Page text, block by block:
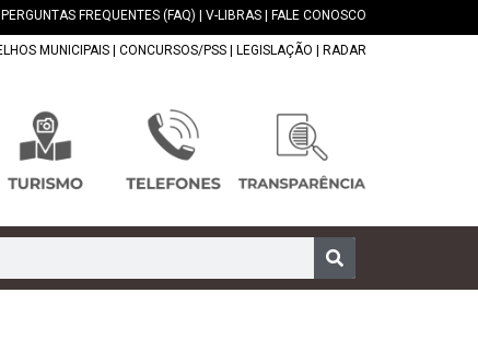
FREQUENTES (FAQ) V-LIBRAS FALE CONOSCO
MUNICIPAIS CONCURSOS/PSS LEGISLAÇÃO RADAR